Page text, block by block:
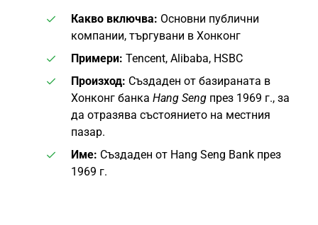
Какво включва: Основни публични
компании, търгувани в Хонконг
Примери: Tencent, Alibaba, HSBC
Произход: Създаден от базираната в
Хонконг банка Hang Seng през 1969 г., за
да отразява състоянието на местния
пазар.
Име: Създаден от Hang Seng Bank през
1969 г.